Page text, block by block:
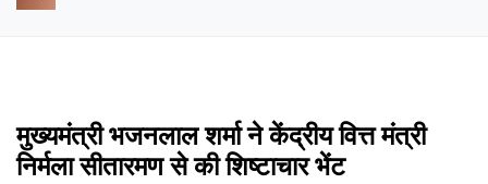
मुख्यमंत्री भजनलाल शर्मा ने केंद्रीय वित्त मंत्री
निर्मला सीतारमण से की शिष्टाचार भेंट